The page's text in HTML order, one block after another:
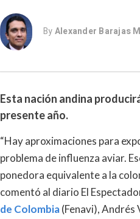
ByAlexander Barajas
Esta nación andina
presente año.
“Hay aproximaciones para
problema de influenza aviar.
ponedora equivalente a la
comentó al diario El
de Colombia(Fenavi), Andrés